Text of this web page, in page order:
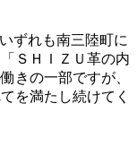
ずれも南三陸町に
ＳＨＩＺＵ革の内
きの一部ですが、
を満たし続けてく